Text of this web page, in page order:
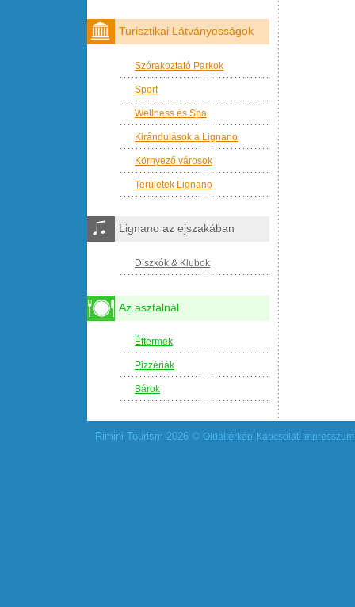
Turisztikai Látványosságok
Szórakoztató Parkok
Sport
Wellness és Spa
Kirándulások a Lignano
Környező városok
Területek Lignano
Lignano az ejszakában
Diszkók & Klubok
Az asztalnál
Éttermek
Pizzériák
Bárok
Rimini Tourism 2026 © Oldaltérkép Kapcsolat Impresszum